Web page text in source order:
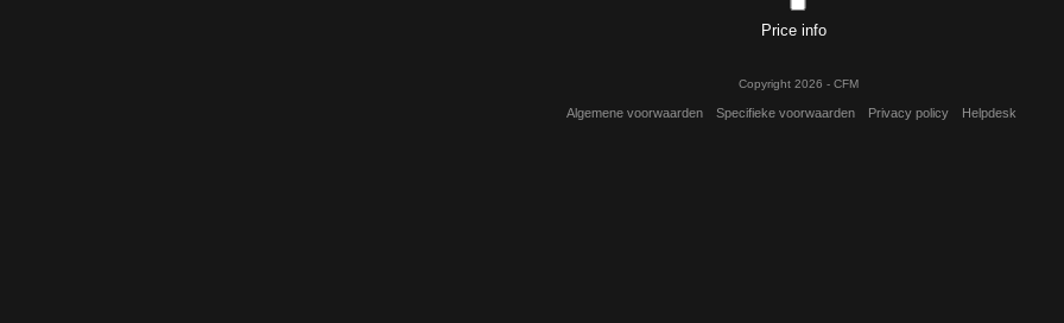
Price info
Copyright 2026 - CFM
Algemene voorwaarden Specifieke voorwaarden Privacy policy Helpdesk